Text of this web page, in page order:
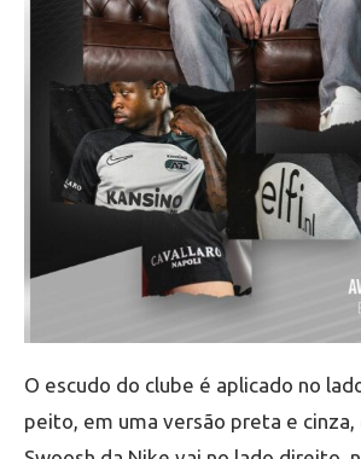
O escudo do clube é aplicado no
peito, em uma versão preta e cinza,